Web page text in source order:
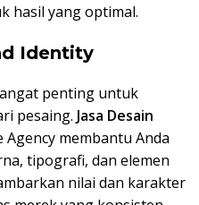
hasil yang optimal.
Identity
penting untuk
pesaing. Jasa Desain
Agency membantu Anda
tipografi, dan elemen
nilai dan karakter